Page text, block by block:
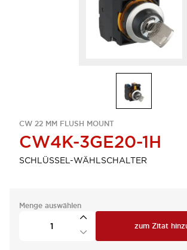
CW 22 MM FLUSH MOUNT
CW4K-3GE20-1H
SCHLÜSSEL-WÄHLSCHALTER
Menge auswählen
zum Zitat